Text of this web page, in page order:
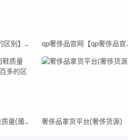
【鞋子复刻跟原版的区别】鞋子复刻跟原版的区别是什么 qp奢侈品
150元左右的莆田鞋质量(莆田鞋一百多和两百多的区别) 奢侈品拿货平台(奢侈货源)